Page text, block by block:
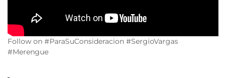
Follow on #ParaSuConsideracion #SergioVargas
#Merengue